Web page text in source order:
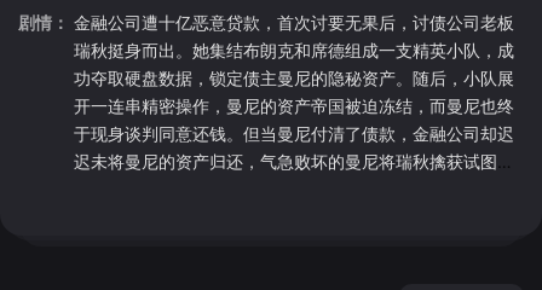
剧情： 金融公司遭十亿恶意贷款，首次讨要无果后，讨债公司老板
瑞秋挺身而出。她集结布朗克和席德组成一支精英小队，成
功夺取硬盘数据，锁定债主曼尼的隐秘资产。随后，小队展
开一连串精密操作，曼尼的资产帝国被迫冻结，而曼尼也终
于现身谈判同意还钱。但当曼尼付清了债款，金融公司却迟
迟未将曼尼的资产归还，气急败坏的曼尼将瑞秋擒获试图进